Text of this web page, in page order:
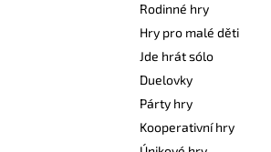
Rodinné hry
Hry pro malé děti
Jde hrát sólo
Duelovky
Párty hry
Kooperativní hry